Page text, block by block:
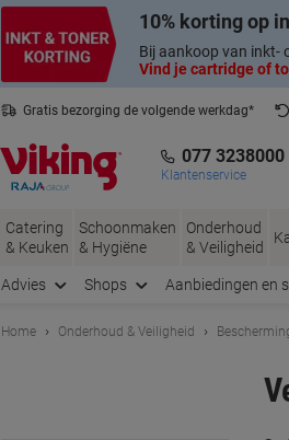
10% korting op
Bij aankoop van inkt-
Vind je cartridge of
Gratis bezorging de volgende werkdag*
077 3238000
Klantenservice
Catering
& Keuken
Schoonmaken
& Hygiëne
Onderhoud
& Veiligheid
Advies Shops Aanbiedingen en
Home Onderhoud & Veiligheid